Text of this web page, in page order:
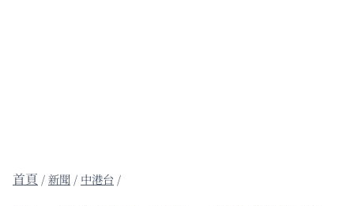
/新聞 / 中港台 /